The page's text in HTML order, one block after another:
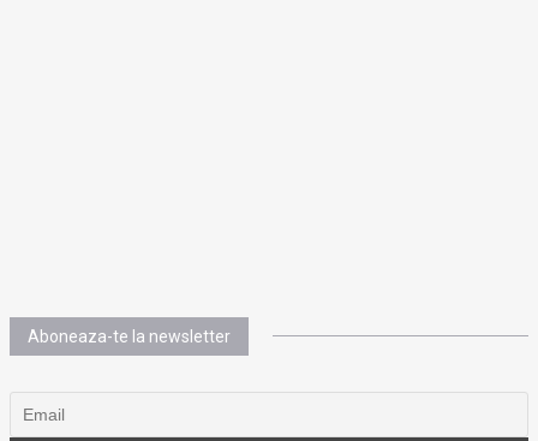
Aboneaza-te la newsletter